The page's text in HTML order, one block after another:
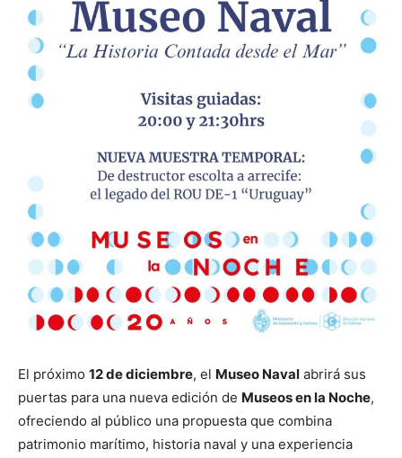
El próximo 12 de diciembre, el Museo Naval abrirá sus
puertas para una nueva edición de Museos en la Noche,
ofreciendo al público una propuesta que combina
patrimonio marítimo, historia naval y una experiencia